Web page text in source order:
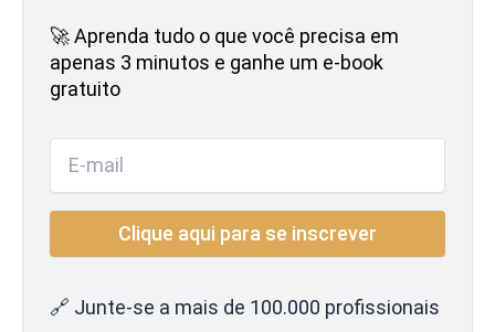
🚀 Aprenda tudo o que você precisa em
apenas 3 minutos e ganhe um e-book
gratuito
🔗 Junte-se a mais de 100.000 profissionais